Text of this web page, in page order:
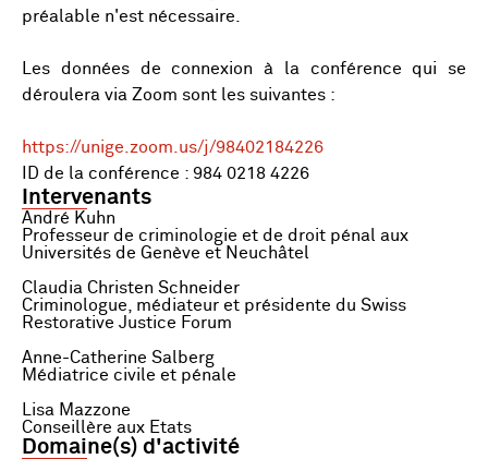
préalable n'est nécessaire.
Les données de connexion à la conférence qui se
déroulera via Zoom sont les suivantes :
https://unige.zoom.us/j/98402184226
ID de la conférence : 984 0218 4226
Intervenants
André Kuhn
Professeur de criminologie et de droit pénal aux
Universités de Genève et Neuchâtel
Claudia Christen Schneider
Criminologue, médiateur et présidente du Swiss
Restorative Justice Forum
Anne-Catherine Salberg
Médiatrice civile et pénale
Lisa Mazzone
Conseillère aux Etats
Domaine(s) d'activité